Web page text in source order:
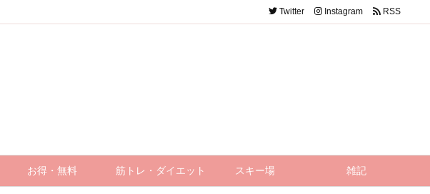
お得・無料 筋トレ・ダイエット スキー場 雑記
Twitter Instagram RSS